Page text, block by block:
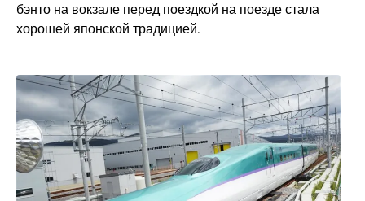
бэнто на вокзале перед поездкой на поезде стала
хорошей японской традицией.